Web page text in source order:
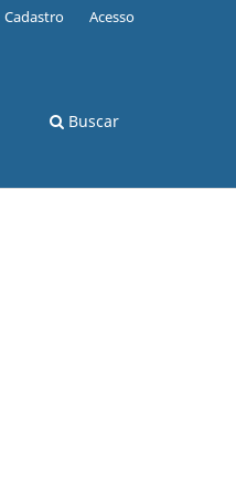
Buscar
Cadastro Acesso